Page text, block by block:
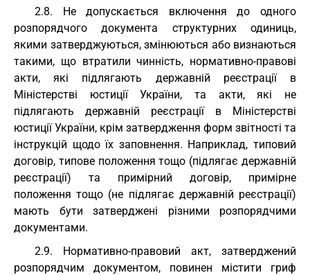
2.8. Не допускається включення до одного
розпорядчого документа структурних одиниць,
якими затверджуються, змінюються або визнаються
такими, що втратили чинність, нормативно-правові
акти, які підлягають державній реєстрації в
Міністерстві юстиції України, та акти, які не
підлягають державній реєстрації в Міністерстві
юстиції України, крім затвердження форм звітності та
інструкцій щодо їх заповнення. Наприклад, типовий
договір, типове положення тощо (підлягає державній
реєстрації) та примірний договір, примірне
положення тощо (не підлягає державній реєстрації)
мають бути затверджені різними розпорядчими
документами.
2.9. Нормативно-правовий акт, затверджений
розпорядчим документом, повинен містити гриф